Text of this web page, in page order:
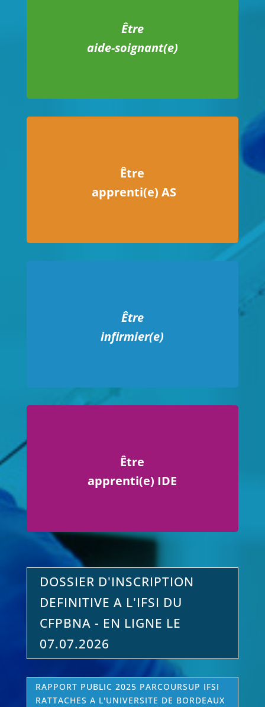
Être
aide-soignant(e)
Être
apprenti(e) AS
Être
infirmier(e)
Être
apprenti(e) IDE
DOSSIER D'INSCRIPTION
DEFINITIVE A L'IFSI DU
CFPBNA - EN LIGNE LE
07.07.2026
RAPPORT PUBLIC 2025 PARCOURSUP IFSI
RATTACHES A L'UNIVERSITE DE BORDEAUX